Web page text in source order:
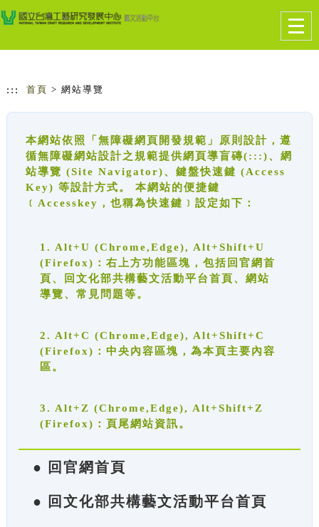
跳到主要內容
網站導覽
::: 首頁 > 網站導覽
本網站依照「無障礙網頁開發規範」原則設計，遵
循無障礙網站設計之規範提供網頁導盲磚(:::)、網
站導覽 (Site Navigator)、鍵盤快速鍵 (Access
Key) 等設計方式。 本網站的便捷鍵
﹝Accesskey，也稱為快速鍵﹞設定如下：
1. Alt+U (Chrome,Edge), Alt+Shift+U
(Firefox)：右上方功能區塊，包括回官網首
頁、回文化部共構藝文活動平台首頁、網站
導覽、常見問題等。
2. Alt+C (Chrome,Edge), Alt+Shift+C
(Firefox)：中央內容區塊，為本頁主要內容
區。
3. Alt+Z (Chrome,Edge), Alt+Shift+Z
(Firefox)：頁尾網站資訊。
● 回官網首頁
● 回文化部共構藝文活動平台首頁